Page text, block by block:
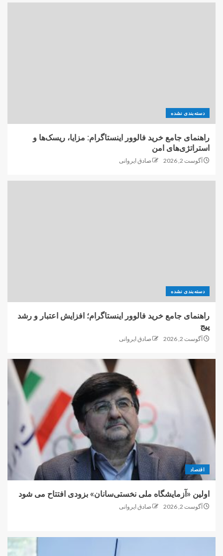
دسته‌بندی نشده
راهنمای جامع خرید فالوور اینستاگرام: مزایا، ریسک‌ها و
استراتژی‌های امن
آگوست 2, 2026 صادق ایروانی
دسته‌بندی نشده
راهنمای جامع خرید فالوور اینستاگرام؛ افزایش اعتبار و رشد
پیج
آگوست 2, 2026 صادق ایروانی
اقتصاد
اولین «آزمایشگاه ملی نخستی‌سانان» بزودی افتتاح می شود
آگوست 2, 2026 صادق ایروانی